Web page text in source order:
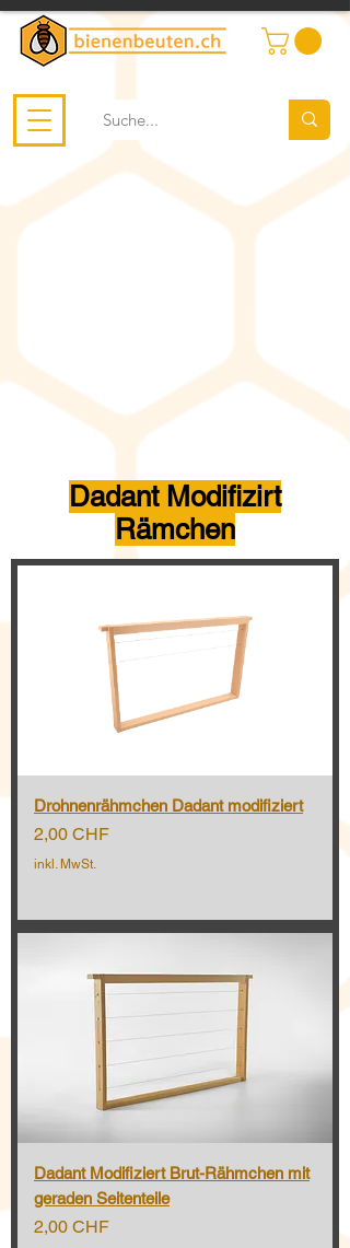
Dadant Modifizirt
Rämchen
Drohnenrähmchen Dadant modifiziert
Preis
2,00 CHF
inkl. MwSt.
Dadant Modifiziert Brut-Rähmchen mit
geraden Seitenteile
Preis
2,00 CHF